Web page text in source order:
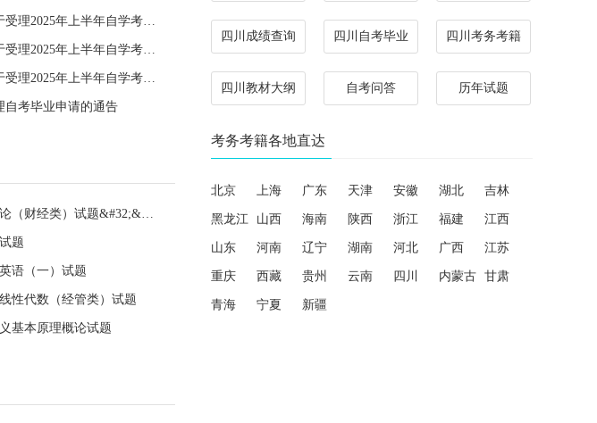
【四川】江安县教育考试中心关于受理2025年上半年自学考试毕业申请的通知
【四川】翠屏区教育考试中心关于受理2025年上半年自学考试毕业申请的通知
【四川】长宁县教育考试中心关于受理2025年上半年自学考试毕业申请的通知
自考毕业申请的通告
全国2024年4月自学考试经济法概论（财经类）试题&#32;&#32;
题
语（一）试题
性代数（经管类）试题
基本原理概论试题
四川成绩查询 四川自考毕业 四川考务考籍
四川教材大纲 自考问答 历年试题
考务考籍各地直达
北京 上海 广东 天津 安徽 湖北 吉林
黑龙江 山西 海南 陕西 浙江 福建 江西
山东 河南 辽宁 湖南 河北 广西 江苏
重庆 西藏 贵州 云南 四川 内蒙古 甘肃
青海 宁夏 新疆